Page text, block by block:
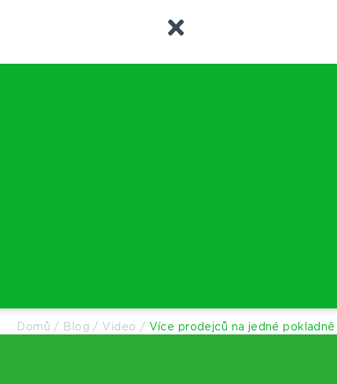
Domů / Blog / Video / Více prodejců na jedné pokladně